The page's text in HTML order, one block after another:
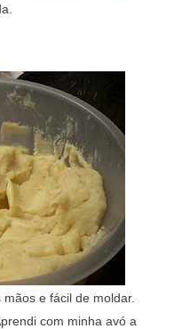
e fácil de moldar.
com minha avó a